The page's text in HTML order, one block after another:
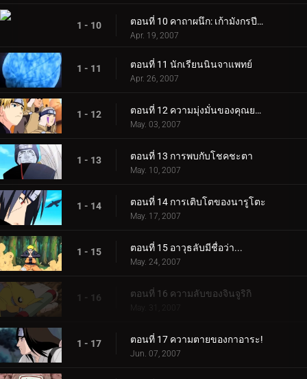
1 - 10 ตอนที่ 10 คาถาผนึก: เก้ามังกรปีศาจ
Apr. 19, 2007
1 - 11 ตอนที่ 11 นักเรียนนินจาแพทย์
Apr. 26, 2007
1 - 12 ตอนที่ 12 ความมุ่งมั่นของคุณยายเกษียณ
May. 03, 2007
1 - 13 ตอนที่ 13 การพบกับโชคชะตา
May. 10, 2007
1 - 14 ตอนที่ 14 การเติบโตของนารูโตะ
May. 17, 2007
1 - 15 ตอนที่ 15 อาวุธลับมีชื่อว่า...
May. 24, 2007
1 - 16 ตอนที่ 16 ความลับของจินจูริกิ
1 - 17 ตอนที่ 17 ความตายของกาอาระ!
Jun. 07, 2007